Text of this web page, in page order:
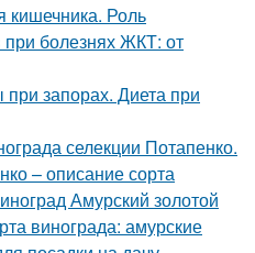
кишечника. Роль
при болезнях ЖКТ: от
запорах. Диета при
селекции Потапенко.
– описание сорта
Амурский золотой
винограда: амурские